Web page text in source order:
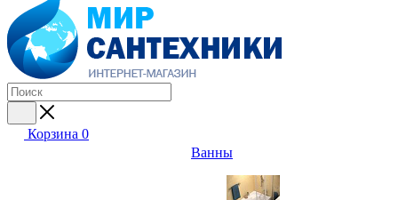
Корзина 0
Ванны